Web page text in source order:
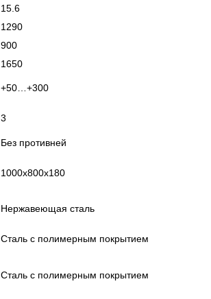
15.6
1290
900
1650
+50…+300
3
Без противней
1000х800х180
Нержавеющая сталь
Сталь с полимерным покрытием
Сталь с полимерным покрытием